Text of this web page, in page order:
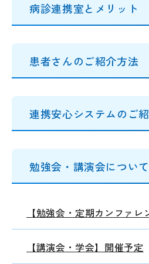
病診連携室とメリット
患者さんのご紹介方法
連携安心システムのご
勉強会・講演会について
【勉強会・定期カンファ
【講演会・学会】開催予定